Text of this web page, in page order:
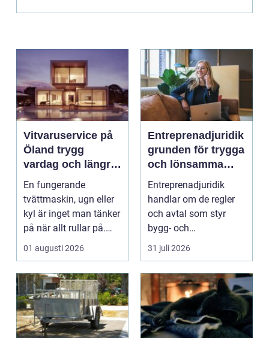
Vitvaruservice på
Öland trygg
vardag och längre
livslängd på dina
maskiner
En fungerande
tvättmaskin, ugn eller
kyl är inget man tänker
på när allt rullar på.
Men när något st...
01 augusti 2026
Entreprenadjuridik
grunden för trygga
och lönsamma
byggprojekt
Entreprenadjuridik
handlar om de regler
och avtal som styr
bygg- och
anläggningsprojekt.
När ansvar,...
31 juli 2026